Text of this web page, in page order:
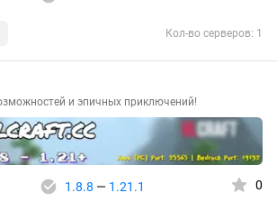
Кол-во серверов: 1
и эпичных приключений!
1.8.8 — 1.21.1 0